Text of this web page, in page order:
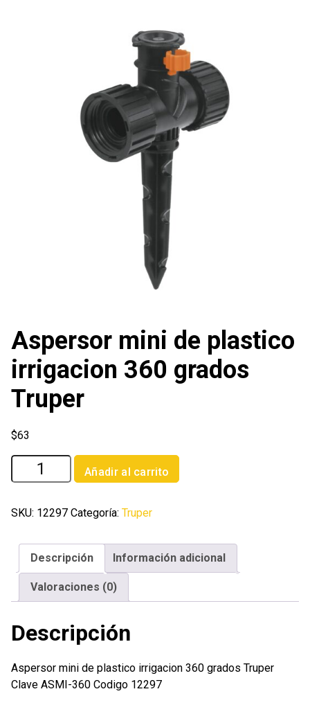
Aspersor mini de plastico
irrigacion 360 grados
Truper
$63
Aspersor
mini
plastico
360
grados
Truper
cantidad
Añadir al carrito
SKU: 12297 Categoría: Truper
Descripción Información adicional
Valoraciones (0)
Descripción
Aspersor mini de plastico irrigacion 360 grados Truper
Clave ASMI-360 Codigo 12297